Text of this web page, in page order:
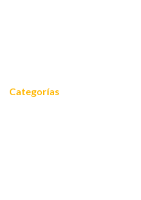
Categorías